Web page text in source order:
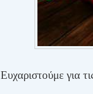
Ευχαριστούμε για